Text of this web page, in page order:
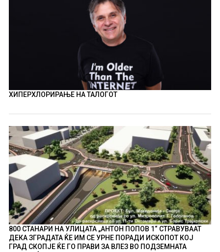
ХИПЕРХЛОРИРАЊЕ НА ТАЛОГОТ
800 СТАНАРИ НА УЛИЦАТА „АНТОН ПОПОВ 1“ СТРАВУВААТ
ДЕКА ЗГРАДАТА ЌЕ ИМ СЕ УРНЕ ПОРАДИ ИСКОПОТ КОЈ
ГРАД СКОПЈЕ ЌЕ ГО ПРАВИ ЗА ВЛЕЗ ВО ПОДЗЕМНАТА